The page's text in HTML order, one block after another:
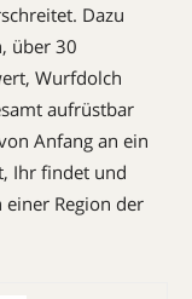
Dazu
über 30
Wurfdolch
aufrüstbar
Anfang an ein
Ihr findet und
Region der